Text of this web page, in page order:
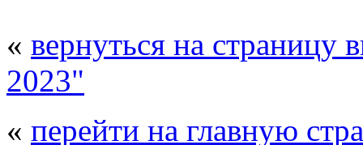
« вернуться на страницу
2023"
« перейти на главную